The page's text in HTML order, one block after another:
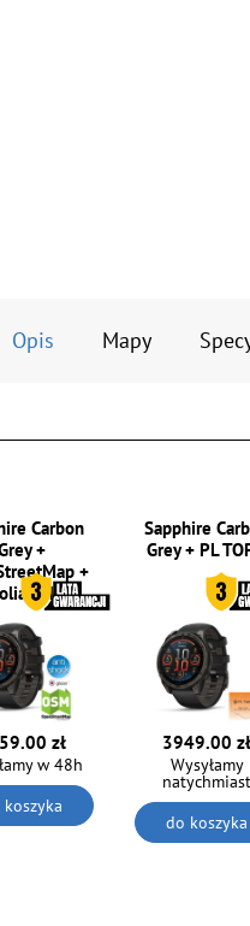
Opis Mapy
Carbon
+
+
5H
zł
w 48h
Sapphire
Grey + PL
3949.00 zł
Wysyłamy
natychmiast
do koszyka